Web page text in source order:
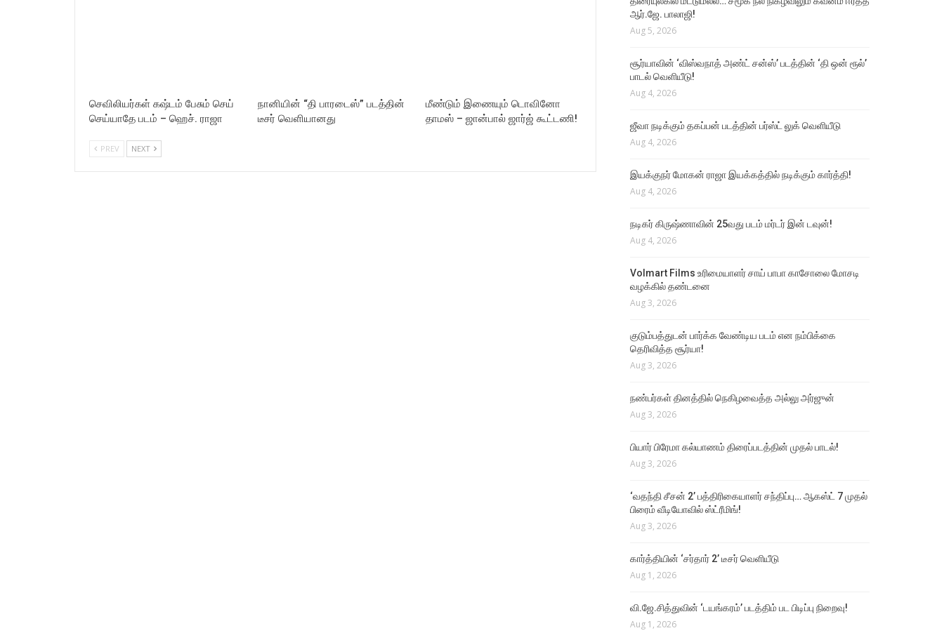
செவிலியர்கள் கஷ்டம் பேசும் செய்
செய்யாதே படம் – ஹெச். ராஜா
நானியின் “தி பாரடைஸ்” படத்தின்
டீசர் வெளியானது
மீண்டும் இணையும் டொவினோ
தாமஸ் – ஜான்பால் ஜார்ஜ் கூட்டணி!
PREV NEXT
ஆர்.ஜே. பாலாஜி!
Aug 5, 2026
சூர்யாவின் ‘விஸ்வநாத் அண்ட் சன்ஸ்’ படத்தின் ‘தி ஒன் ரூல்’
பாடல் வெளியீடு!
Aug 4, 2026
ஜீவா நடிக்கும் தகப்பன் படத்தின் பர்ஸ்ட் லுக் வெளியீடு
Aug 4, 2026
இயக்குநர் மோகன் ராஜா இயக்கத்தில் நடிக்கும் கார்த்தி!
Aug 4, 2026
நடிகர் கிருஷ்ணாவின் 25வது படம் மர்டர் இன் டவுன்!
Aug 4, 2026
Volmart Films உரிமையாளர் சாய் பாபா காசோலை மோசடி
வழக்கில் தண்டனை
Aug 3, 2026
குடும்பத்துடன் பார்க்க வேண்டிய படம் என நம்பிக்கை
தெரிவித்த சூர்யா!
Aug 3, 2026
நண்பர்கள் தினத்தில் நெகிழவைத்த அல்லு அர்ஜுன்
Aug 3, 2026
பியார் பிரேமா கல்யாணம் திரைப்படத்தின் முதல் பாடல்!
Aug 3, 2026
‘வதந்தி சீசன் 2’ பத்திரிகையாளர் சந்திப்பு… ஆகஸ்ட் 7 முதல்
பிரைம் வீடியோவில் ஸ்ட்ரீமிங்!
Aug 3, 2026
கார்த்தியின் ‘சர்தார் 2’ டீசர் வெளியீடு
Aug 1, 2026
வி.ஜே.சித்துவின் ‘டயங்கரம்’ படத்திம் பட பிடிப்பு நிறைவு!
Aug 1, 2026